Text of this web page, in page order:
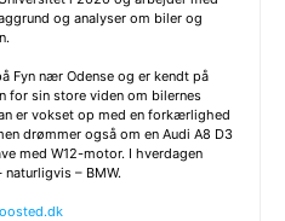
og analyser om biler og
Fyn nær Odense og er kendt på
for sin store viden om bilernes
er vokset op med en forkærlighed
drømmer også om en Audi A8 D3
med W12-motor. I hverdagen
naturligvis – BMW.